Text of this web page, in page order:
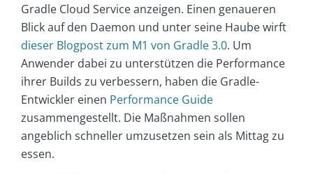
Gradle Cloud Service anzeigen. Einen genaueren
Blick auf den Daemon und unter seine Haube wirft
dieser Blogpost zum M1 von Gradle 3.0. Um
Anwender dabei zu unterstützen die Performance
ihrer Builds zu verbessern, haben die Gradle-
Entwickler einen Performance Guide
zusammengestellt. Die Maßnahmen sollen
angeblich schneller umzusetzen sein als Mittag zu
essen.